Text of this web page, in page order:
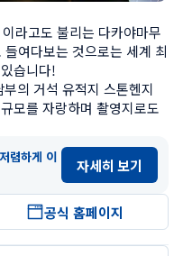
라고도 불리는 다카야마무
여다보는 것으로는 세계 최
습니다!
의 거석 유적지 스톤헨지
모를 자랑하며 촬영지로도
렴하게 이
자세히 보기
공식 홈페이지